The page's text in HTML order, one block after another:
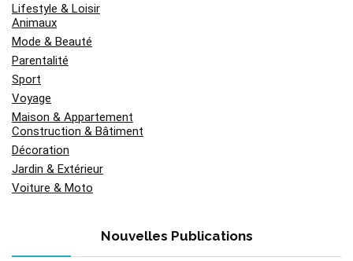
Lifestyle & Loisir
Animaux
Mode & Beauté
Parentalité
Sport
Voyage
Maison & Appartement
Construction & Bâtiment
Décoration
Jardin & Extérieur
Voiture & Moto
Nouvelles Publications